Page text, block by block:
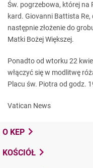
Św. pogrzebowa, której na
kard. Giovanni Battista
następnie złożenie do
Matki Bożej Większej.
Ponadto od wtorku 22
włączyć się w modlitwę
Placu św. Piotra od godz.
Vatican News
O KEP
KOŚCIÓŁ